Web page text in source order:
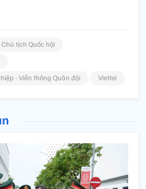
Chủ tịch Quốc hội
- Viễn thông Quân đội
Viettel